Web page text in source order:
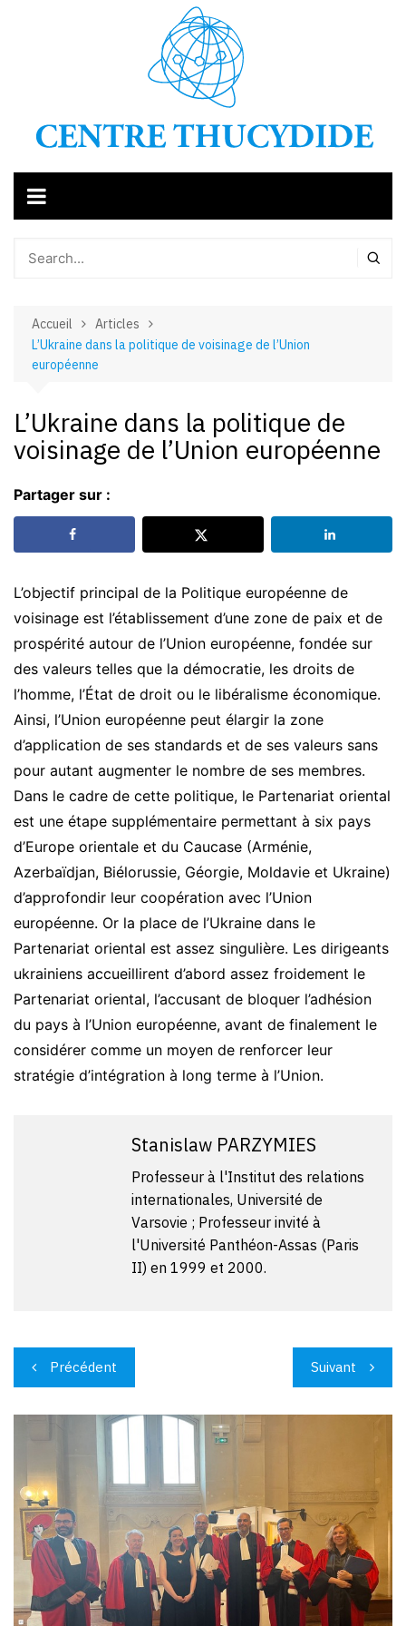
Accueil
Articles
L’Ukraine dans la politique de voisinage de l’Union
européenne
L’Ukraine dans la politique de
voisinage de l’Union européenne
Partager sur :
L’objectif principal de la Politique européenne de
voisinage est l’établissement d’une zone de paix et de
prospérité autour de l’Union européenne, fondée sur
des valeurs telles que la démocratie, les droits de
l’homme, l’État de droit ou le libéralisme économique.
Ainsi, l’Union européenne peut élargir la zone
d’application de ses standards et de ses valeurs sans
pour autant augmenter le nombre de ses membres.
Dans le cadre de cette politique, le Partenariat oriental
est une étape supplémentaire permettant à six pays
d’Europe orientale et du Caucase (Arménie,
Azerbaïdjan, Biélorussie, Géorgie, Moldavie et Ukraine)
d’approfondir leur coopération avec l’Union
européenne. Or la place de l’Ukraine dans le
Partenariat oriental est assez singulière. Les dirigeants
ukrainiens accueillirent d’abord assez froidement le
Partenariat oriental, l’accusant de bloquer l’adhésion
du pays à l’Union européenne, avant de finalement le
considérer comme un moyen de renforcer leur
stratégie d’intégration à long terme à l’Union.
Stanislaw PARZYMIES
Professeur à l'Institut des relations
internationales, Université de
Varsovie ; Professeur invité à
l'Université Panthéon-Assas (Paris
II) en 1999 et 2000.
Navigation
de
l’article
Précédent Suivant